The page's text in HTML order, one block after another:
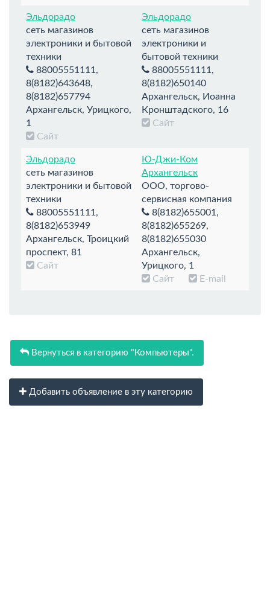
Эльдорадо
сеть магазинов
электроники и бытовой
техники
88005551111,
8(8182)643648,
8(8182)657794
Архангельск, Урицкого,
1
Сайт
Эльдорадо
сеть магазинов
электроники и
бытовой техники
88005551111,
8(8182)650140
Архангельск, Иоанна
Кронштадского, 16
Сайт
Эльдорадо
сеть магазинов
электроники и бытовой
техники
88005551111,
8(8182)653949
Архангельск, Троицкий
проспект, 81
Сайт
Ю-Джи-Ком
Архангельск
ООО, торгово-
сервисная компания
8(8182)655001,
8(8182)655269,
8(8182)655030
Архангельск,
Урицкого, 1
Сайт
E-mail
Вернуться в категорию "Компьютеры".
Добавить объявление в эту категорию